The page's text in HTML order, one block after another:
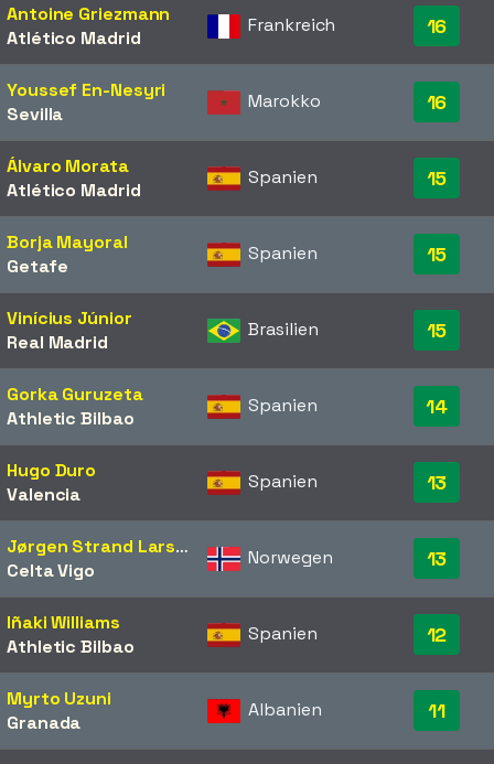
Antoine Griezmann
Atlético Madrid
Frankreich 16
Youssef En-Nesyri
Sevilla
Marokko 16
Álvaro Morata
Atlético Madrid
Spanien 15
Borja Mayoral
Getafe
Spanien 15
Vinícius Júnior
Real Madrid
Brasilien 15
Gorka Guruzeta
Athletic Bilbao
Spanien 14
Hugo Duro
Valencia
Spanien 13
Jørgen Strand Larsen
Celta Vigo
Norwegen 13
Iñaki Williams
Athletic Bilbao
Spanien 12
Myrto Uzuni
Granada
Albanien 11